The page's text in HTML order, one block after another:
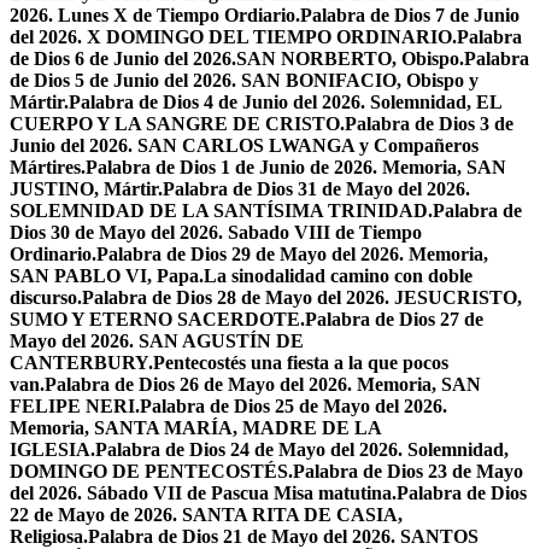
2026. Lunes X de Tiempo Ordiario.Palabra de Dios 7 de Junio
del 2026. X DOMINGO DEL TIEMPO ORDINARIO.Palabra
de Dios 6 de Junio del 2026.SAN NORBERTO, Obispo.Palabra
de Dios 5 de Junio del 2026. SAN BONIFACIO, Obispo y
Mártir.Palabra de Dios 4 de Junio del 2026. Solemnidad, EL
CUERPO Y LA SANGRE DE CRISTO.Palabra de Dios 3 de
Junio del 2026. SAN CARLOS LWANGA y Compañeros
Mártires.Palabra de Dios 1 de Junio de 2026. Memoria, SAN
JUSTINO, Mártir.Palabra de Dios 31 de Mayo del 2026.
SOLEMNIDAD DE LA SANTÍSIMA TRINIDAD.Palabra de
Dios 30 de Mayo del 2026. Sabado VIII de Tiempo
Ordinario.Palabra de Dios 29 de Mayo del 2026. Memoria,
SAN PABLO VI, Papa.La sinodalidad camino con doble
discurso.Palabra de Dios 28 de Mayo del 2026. JESUCRISTO,
SUMO Y ETERNO SACERDOTE.Palabra de Dios 27 de
Mayo del 2026. SAN AGUSTÍN DE
CANTERBURY.Pentecostés una fiesta a la que pocos
van.Palabra de Dios 26 de Mayo del 2026. Memoria, SAN
FELIPE NERI.Palabra de Dios 25 de Mayo del 2026.
Memoria, SANTA MARÍA, MADRE DE LA
IGLESIA.Palabra de Dios 24 de Mayo del 2026. Solemnidad,
DOMINGO DE PENTECOSTÉS.Palabra de Dios 23 de Mayo
del 2026. Sábado VII de Pascua Misa matutina.Palabra de Dios
22 de Mayo de 2026. SANTA RITA DE CASIA,
Religiosa.Palabra de Dios 21 de Mayo del 2026. SANTOS